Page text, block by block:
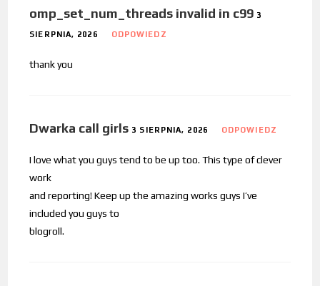
omp_set_num_threads invalid in c99 3
SIERPNIA, 2026 ODPOWIEDZ
thank you
Dwarka call girls 3 SIERPNIA, 2026 ODPOWIEDZ
I love what you guys tend to be up too. This type of clever
work
and reporting! Keep up the amazing works guys I’ve
included you guys to
blogroll.